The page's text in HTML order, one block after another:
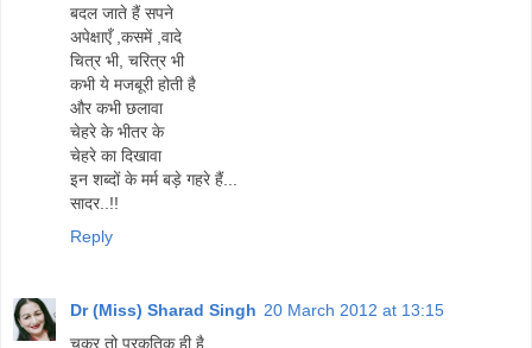
बदल जाते हैं सपने
अपेक्षाएँ ,कसमें ,वादे
चित्र भी, चरित्र भी
कभी ये मजबूरी होती है
और कभी छलावा
चेहरे के भीतर के
चेहरे का दिखावा
इन शब्दों के मर्म बड़े गहरे हैं...
सादर..!!
Reply
Dr (Miss) Sharad Singh 20 March 2012 at 13:15
चक्र तो प्रकृतिक ही है